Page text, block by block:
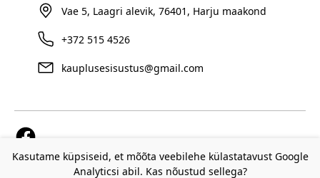
Vae 5, Laagri alevik, 76401, Harju maakond
+372 515 4526
kauplusesisustus@gmail.com
Kasutame küpsiseid, et mõõta veebilehe külastatavust Google
Analyticsi abil. Kas nõustud sellega?